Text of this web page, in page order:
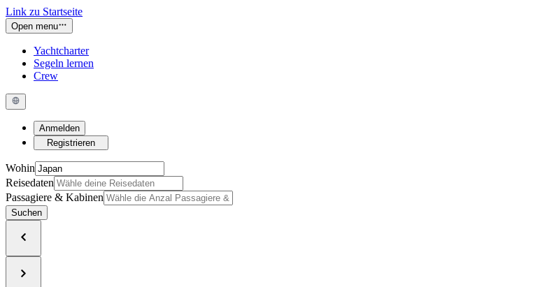
Link zu Startseite
Open menu
Yachtcharter
Segeln lernen
Crew
Anmelden
Registrieren
Wohin
Reisedaten
Passagiere & Kabinen
Suchen